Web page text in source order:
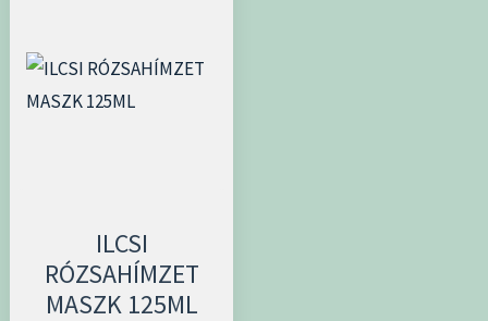
ILCSI
RÓZSAHÍMZET
MASZK 125ML